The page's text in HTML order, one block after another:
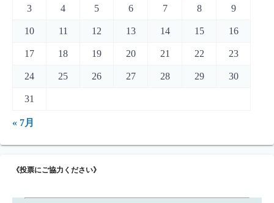
3 4 5 6 7 8 9
10 11 12 13 14 15 16
17 18 19 20 21 22 23
24 25 26 27 28 29 30
31
« 7月
《投票にご協力ください》